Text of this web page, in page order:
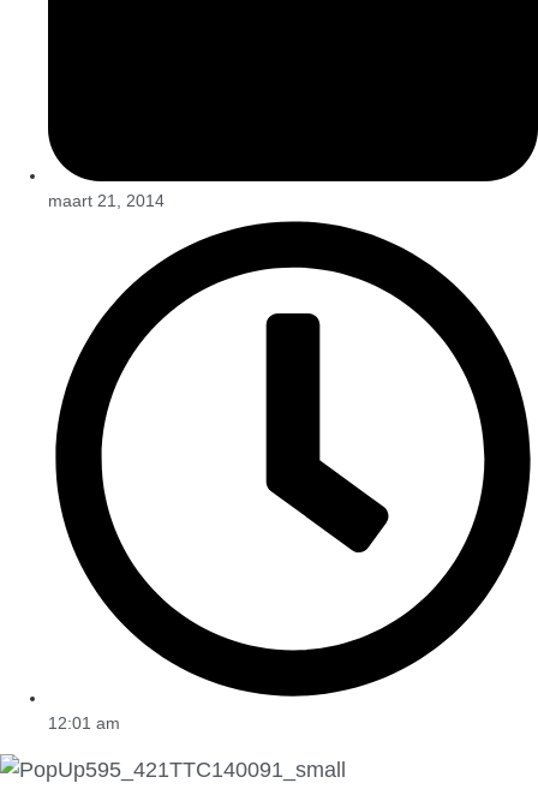
maart 21, 2014
12:01 am